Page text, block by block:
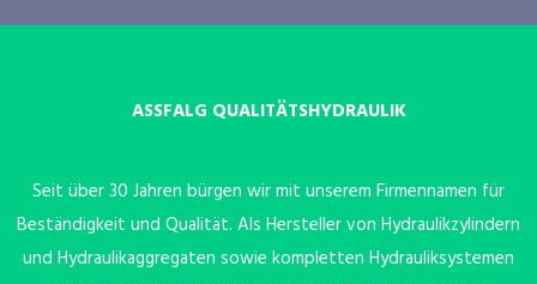
ASSFALG QUALITÄTSHYDRAULIK
Seit über 30 Jahren bürgen wir mit unserem Firmennamen für
Beständigkeit und Qualität. Als Hersteller von Hydraulikzylindern
und Hydraulikaggregaten sowie kompletten Hydrauliksystemen